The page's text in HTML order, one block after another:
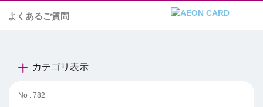
よくあるご質問
カテゴリ表示
No : 782